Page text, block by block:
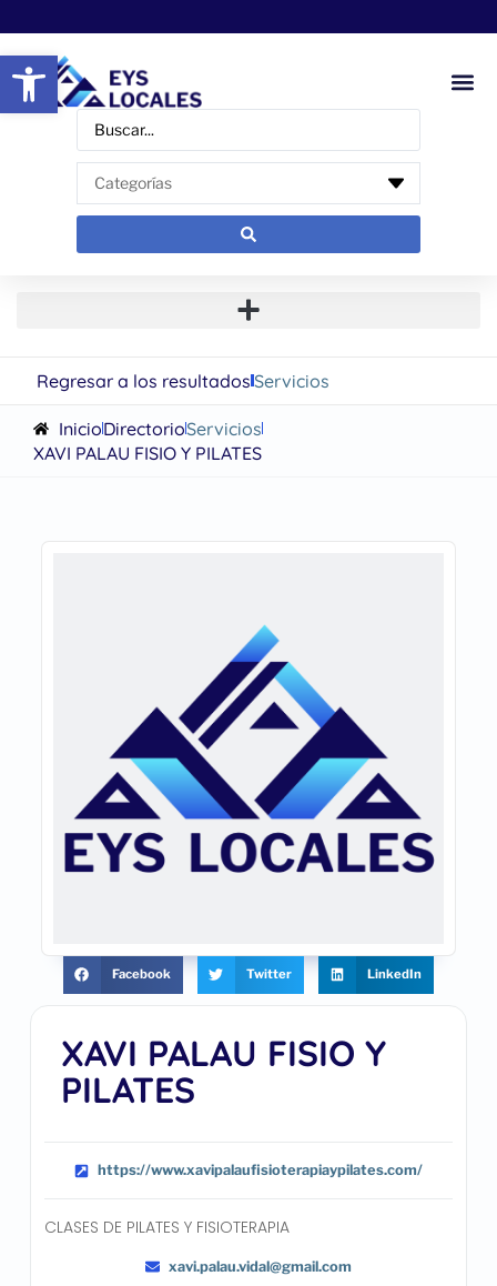
Abrir barra de herramientas
Regresar a los resultadosServicios
InicioDirectorioServicios
XAVI PALAU FISIO Y PILATES
XAVI PALAU FISIO Y
PILATES
https://www.xavipalaufisioterapiaypilates.com/
CLASES DE PILATES Y FISIOTERAPIA
xavi.palau.vidal@gmail.com
Facebook Twitter LinkedIn